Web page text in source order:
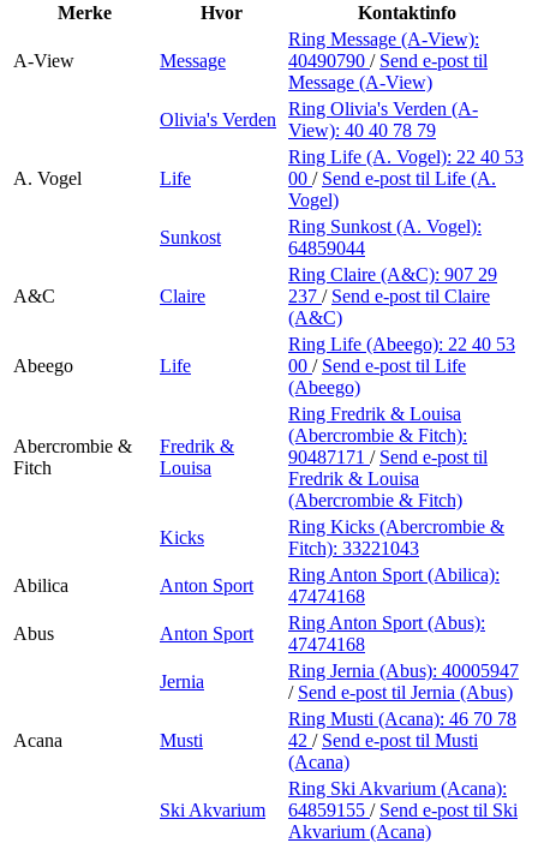
Praktisk informasjon
Ledige stillinger
Personal Shopper
Merke
Hvor Kontaktinfo
A-View Message
Ring Message (A-View):
40490790 / Send e-post til
Message (A-View)
Olivia's Verden
Ring Olivia's Verden (A-
View): 40 40 78 79
A. Vogel Life
Ring Life (A. Vogel): 22 40 53
00 / Send e-post til Life (A.
Vogel)
Sunkost
Ring Sunkost (A. Vogel):
64859044
A&C Claire
Ring Claire (A&C): 907 29
237 / Send e-post til Claire
(A&C)
Abeego Life
Ring Life (Abeego): 22 40 53
00 / Send e-post til Life
(Abeego)
Abercrombie &
Fitch
Fredrik &
Louisa
Ring Fredrik & Louisa
(Abercrombie & Fitch):
90487171 / Send e-post til
Fredrik & Louisa
(Abercrombie & Fitch)
Kicks
Ring Kicks (Abercrombie &
Fitch): 33221043
Abilica
Anton Sport
Ring Anton Sport (Abilica):
47474168
Abus
Anton Sport
Ring Anton Sport (Abus):
47474168
Jernia
Ring Jernia (Abus): 40005947
/ Send e-post til Jernia (Abus)
Acana Musti
Ring Musti (Acana): 46 70 78
42 / Send e-post til Musti
(Acana)
Ski Akvarium
Ring Ski Akvarium (Acana):
64859155 / Send e-post til Ski
Akvarium (Acana)